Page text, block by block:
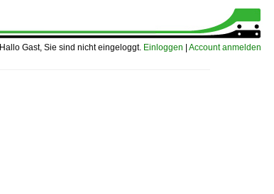
Hallo Gast, Sie sind nicht eingeloggt. Einloggen Account anmelden